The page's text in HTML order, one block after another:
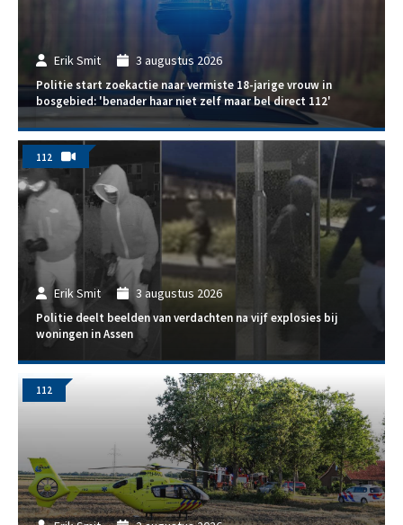
Erik Smit 3 augustus 2026
Politie start zoekactie naar vermiste 18-jarige vrouw in
bosgebied: 'benader haar niet zelf maar bel direct 112'
Erik Smit 3 augustus 2026
Politie deelt beelden van verdachten na vijf explosies bij
woningen in Assen
112
112